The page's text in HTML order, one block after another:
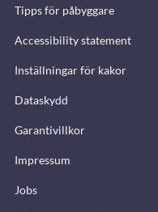
Tipps för påbyggare
Accessibility statement
Inställningar för kakor
Dataskydd
Garantivillkor
Impressum
Jobs